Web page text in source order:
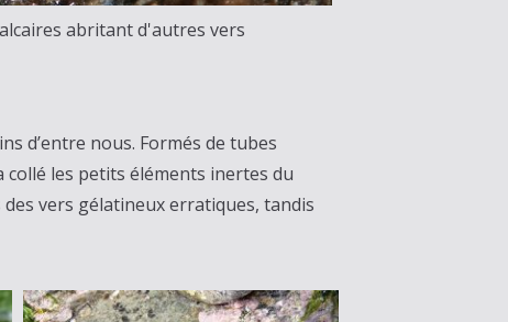
abritant d'autres vers
d’entre nous. Formés de tubes
collé les petits éléments inertes du
vers gélatineux erratiques, tandis